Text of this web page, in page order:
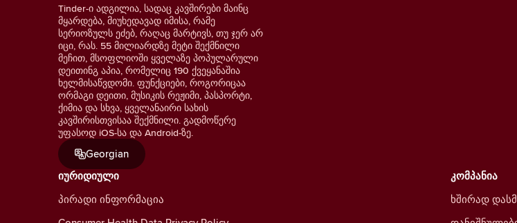
Tinder-ი ადგილია, სადაც კავშირები მაინც
მყარდება, მიუხედავად იმისა, რამე
სერიოზულს ეძებ, რაღაც მარტივს, თუ ჯერ არ
იცი, რას. 55 მილიარდზე მეტი შექმნილი
მეჩით, მსოფლიოში ყველაზე პოპულარული
დეითინგ აპია, რომელიც 190 ქვეყანაშია
ხელმისაწვდომი. ფუნქციები, როგორიცაა
ორმაგი დეითი, მუსიკის რეჟიმი, პასპორტი,
ქიმია და სხვა, ყველანაირი სახის
კავშირისთვისაა შექმნილი. გადმოწერე
უფასოდ iOS-სა და Android-ზე.
Georgian
იურიდიული
პირადი ინფორმაცია
კომპანია
ხშირად